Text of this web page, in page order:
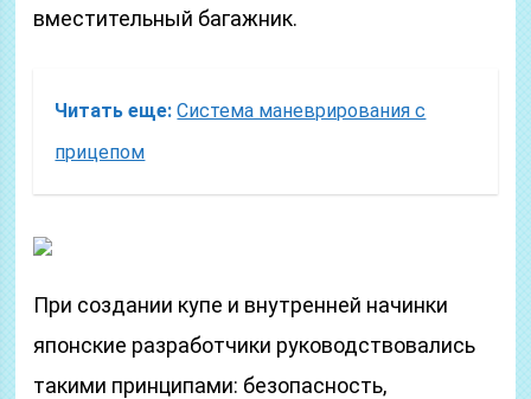
вместительный багажник.
Читать еще: Система маневрирования с
прицепом
При создании купе и внутренней начинки
японские разработчики руководствовались
такими принципами: безопасность,